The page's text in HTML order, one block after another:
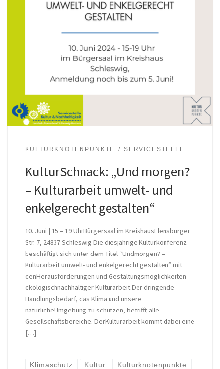
KULTURKNOTENPUNKTE SERVICESTELLE
KulturSchnack: „Und morgen?
– Kulturarbeit umwelt- und
enkelgerecht gestalten“
10. Juni | 15 – 19 UhrBürgersaal im KreishausFlensburger
Str. 7, 24837 Schleswig Die diesjährige Kulturkonferenz
beschäftigt sich unter dem Titel “Undmorgen? –
Kulturarbeit umwelt- und enkelgerecht gestalten” mit
denHerausforderungen und Gestaltungsmöglichkeiten
ökologischnachhaltiger Kulturarbeit.Der dringende
Handlungsbedarf, das Klima und unsere
natürlicheUmgebung zu schützen, betrifft alle
Gesellschaftsbereiche. DerKulturarbeit kommt dabei eine
[…]
Klimaschutz Kultur Kulturknotenpunkte